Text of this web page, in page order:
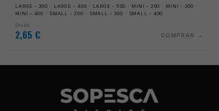
LARGE - 30G · LARGE - 40G · LARGE - 50G · MINI - 20G · MINI - 30G ·
MINI - 40G · SMALL - 20G · SMALL - 30G · SMALL - 40G
Desde
2,65 € COMPRAR